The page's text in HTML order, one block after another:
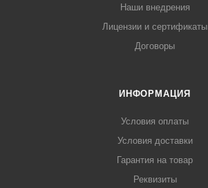
Наши внедрения
Лицензии и сертификаты
Договоры
ИНФОРМАЦИЯ
Условия оплаты
Условия доставки
Гарантия на товар
Реквизиты